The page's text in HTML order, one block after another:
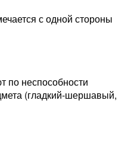
с одной стороны
по неспособности
(гладкий-шершавый,